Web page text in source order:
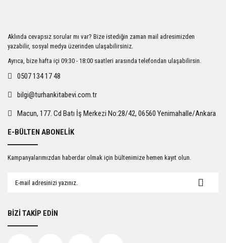
Ürün açıklamasında eksik bilgiler bulunuyor.
Ürün bilgilerinde hatalar bulunuyor.
Ürün fiyatı diğer sitelerden daha pahalı.
Gönder
Aklında cevapsız sorular mı var? Bize istediğin zaman mail adresimizden
yazabilir, sosyal medya üzerinden ulaşabilirsiniz.
Ayrıca, bize hafta içi 09:30 - 18:00 saatleri arasında telefondan ulaşabilirsin.
0507 134 17 48
bilgi@turhankitabevi.com.tr
Macun, 177. Cd Batı İş Merkezi No:28/42, 06560 Yenimahalle/Ankara
E-BÜLTEN ABONELİK
Kampanyalarımızdan haberdar olmak için bültenimize hemen kayıt olun.
BİZİ TAKİP EDİN